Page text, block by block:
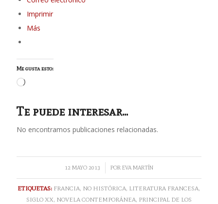
Imprimir
Más
Me gusta esto:
Cargando...
Te puede interesar...
No encontramos publicaciones relacionadas.
12 MAYO 2013
/ POR EVA MARTÍN
ETIQUETAS: FRANCIA, NO HISTÓRICA, LITERATURA FRANCESA,
SIGLO XX, NOVELA CONTEMPORÁNEA, PRINCIPAL DE LOS